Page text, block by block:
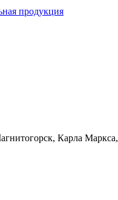
продукция
Карла